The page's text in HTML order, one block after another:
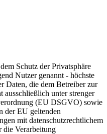
Schutz der Privatsphäre
Nutzer genannt - höchste
Daten, die dem Betreiber zur
ausschließlich unter strenger
(EU DSGVO) sowie
der EU geltenden
mit datenschutzrechtlichem
die Verarbeitung